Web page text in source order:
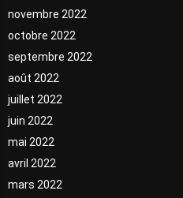
novembre 2022
octobre 2022
septembre 2022
août 2022
juillet 2022
juin 2022
mai 2022
avril 2022
mars 2022